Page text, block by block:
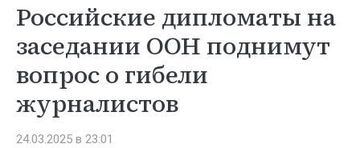
Российские дипломаты на
заседании ООН поднимут
вопрос о гибели
журналистов
24.03.2025 в 23:01